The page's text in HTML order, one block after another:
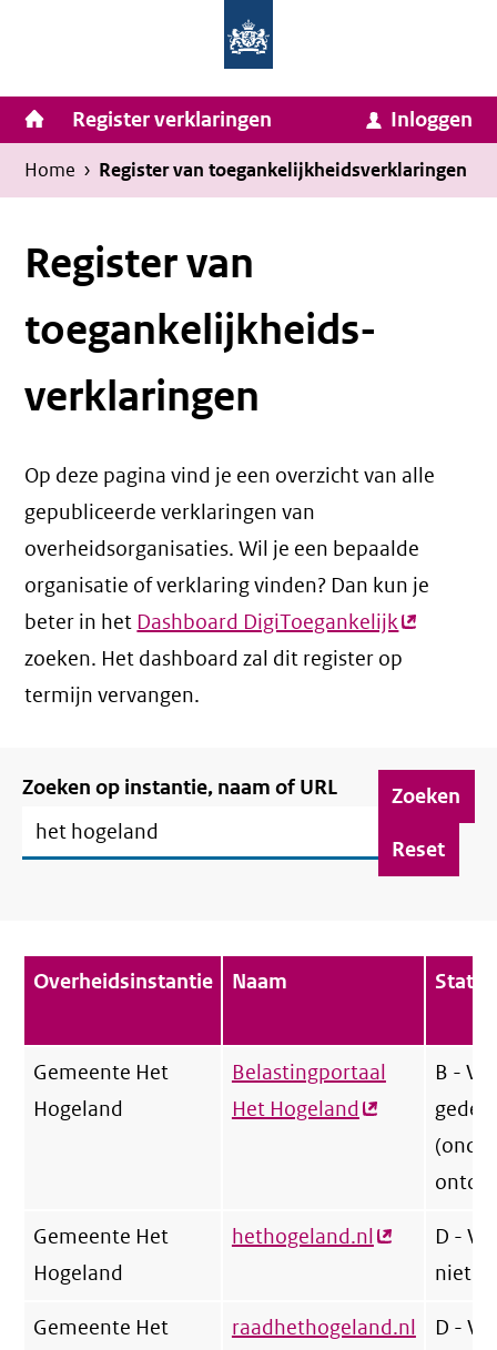
inhoud
van
Binnenlandse
Zaken
Koninkrijksrelaties
Homepage
van
Invulassistent
Toegankelijkheidsverklaring
Toegankelijkheidsverklaring
Hoofdnavigatie
Register verklaringen Inloggen
Kruimelpad
U
bevindt
hier:
Home › Register van toegankelijkheids­verklaringen
Register van
toegankelijkheids­
verklaringen
Op deze pagina vind je een overzicht van alle
gepubliceerde verklaringen van
overheidsorganisaties. Wil je een bepaalde
organisatie of verklaring vinden? Dan kun je
beter in het Dashboard DigiToegankelijk(externe
link)
zoeken. Het dashboard zal dit register op
termijn vervangen.
Filter
verklaringen
Zoeken op instantie, naam of URL
Overheidsinstantie Naam Status
Gemeente Het
Hogeland
Belastingportaal
Het Hogeland(externe
B -
Gemeente Het
Hogeland
hethogeland.nl(externeD -
niet
Gemeente Het
raadhethogeland.nl (externe
D -